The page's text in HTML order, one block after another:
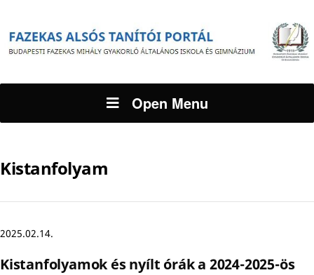
Open Menu
Kistanfolyam
2025.02.14.
Kistanfolyamok és nyílt órák a 2024-2025-ös